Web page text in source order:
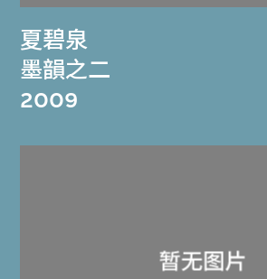
夏碧泉
墨韻之二
2009